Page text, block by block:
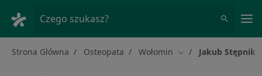
Czego szukasz?
Strona Główna Osteopata Wołomin Zmień miasto
Jakub Stępnik